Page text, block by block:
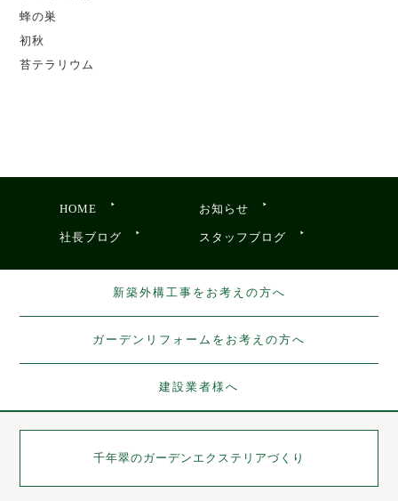
蜂の巣
初秋
苔テラリウム
HOME お知らせ
社長ブログ スタッフブログ
新築外構工事をお考えの方へ
ガーデンリフォームをお考えの方へ
建設業者様へ
千年翠のガーデンエクステリアづくり